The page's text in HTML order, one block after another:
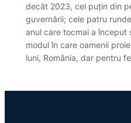
decât 2023, cel puțin din
guvernării; cele patru
anul care tocmai a început
modul în care oamenii
luni, România, dar pentru